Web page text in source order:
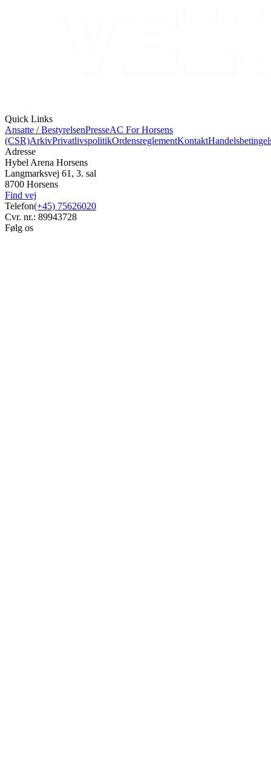
Quick Links
Ansatte / BestyrelsenPresseAC For Horsens
(CSR)ArkivPrivatlivspolitikOrdensreglementKontakt
Adresse
Hybel Arena Horsens
Langmarksvej 61, 3. sal
8700 Horsens
Find vej
Telefon(+45) 75626020
Cvr. nr.: 89943728
Følg os